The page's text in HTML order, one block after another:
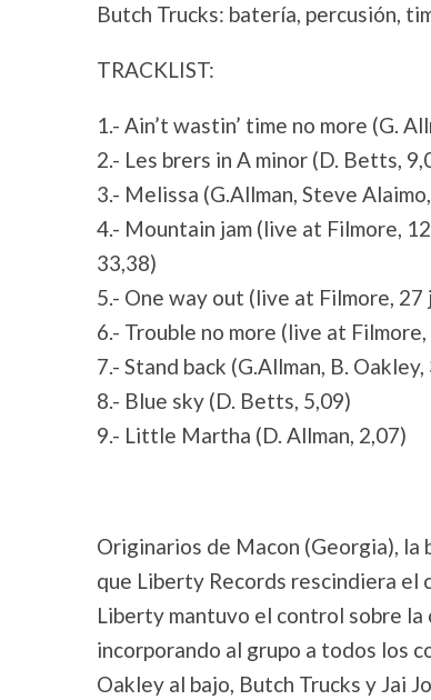
Butch Trucks: batería, percusión,
TRACKLIST:
1.- Ain’t wastin’ time no more (G.
2.- Les brers in A minor (D. Betts,
3.- Melissa (G.Allman, Steve
4.- Mountain jam (live at Filmore,
33,38)
5.- One way out (live at Filmore, 27
6.- Trouble no more (live at
7.- Stand back (G.Allman, B. Oakley,
8.- Blue sky (D. Betts, 5,09)
9.- Little Martha (D. Allman, 2,07)
Originarios de Macon (Georgia), la
que Liberty Records rescindiera el
Liberty mantuvo el control sobre
incorporando al grupo a todos los
Oakley al bajo, Butch Trucks y Jai